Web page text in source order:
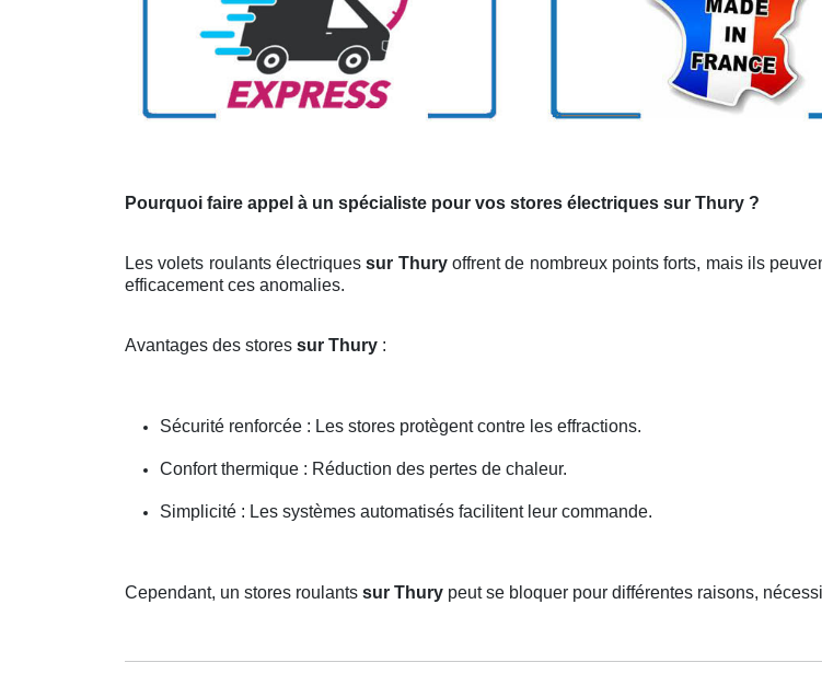
Pourquoi faire appel à un spécialiste pour vos stores électriques sur Thury ?
Les volets roulants électriquessur Thury offrent de nombreux points forts, mais ils
efficacement ces anomalies.
Avantages des stores sur Thury :
Sécurité renforcée : Les stores protègent contre les effractions.
Confort thermique : Réduction des pertes de chaleur.
Simplicité : Les systèmes automatisés facilitent leur commande.
Cependant, un stores roulants sur Thury peut se bloquer pour différentes raisons,